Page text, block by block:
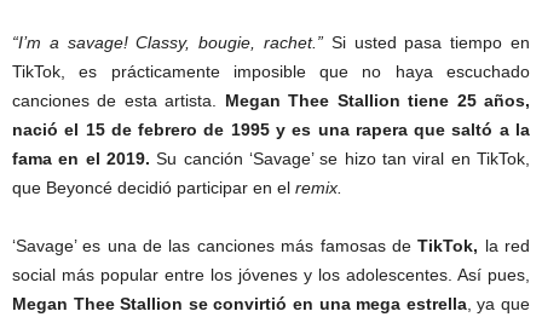
“I’m a savage! Classy, bougie, rachet.” Si usted pasa tiempo en
TikTok, es prácticamente imposible que no haya escuchado
canciones de esta artista. Megan Thee Stallion tiene 25 años,
nació el 15 de febrero de 1995 y es una rapera que saltó a la
fama en el 2019. Su canción ‘Savage’ se hizo tan viral en TikTok,
que Beyoncé decidió participar en el remix.
‘Savage’ es una de las canciones más famosas deTikTok, la red
social más popular entre los jóvenes y los adolescentes. Así pues,
Megan Thee Stallion se convirtió en una mega estrella, ya que